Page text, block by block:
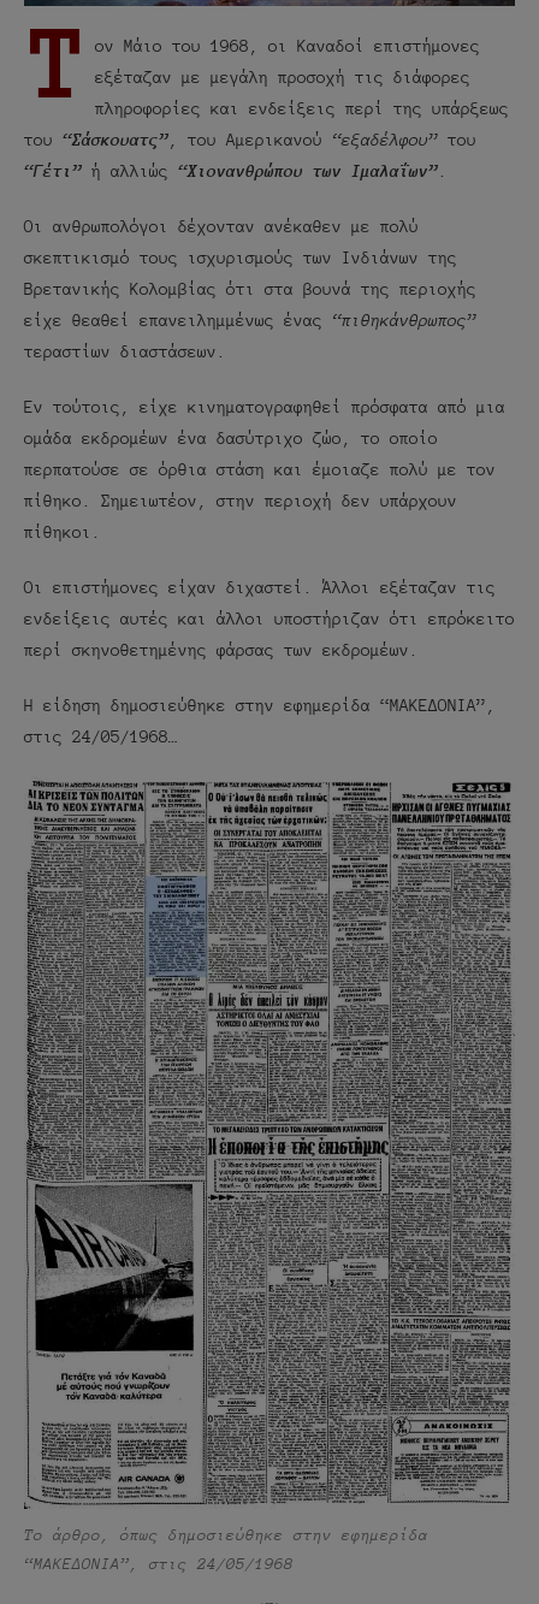
Τ
ον Μάιο του 1968, οι Καναδοί επιστήμονες
εξέταζαν με μεγάλη προσοχή τις διάφορες
πληροφορίες και ενδείξεις περί της υπάρξεως
του “Σάσκουατς”, του Αμερικανού “εξαδέλφου” του
“Γέτι” ή αλλιώς “Χιονανθρώπου των Ιμαλαΐων”.
Οι ανθρωπολόγοι δέχονταν ανέκαθεν με πολύ
σκεπτικισμό τους ισχυρισμούς των Ινδιάνων της
Βρετανικής Κολομβίας ότι στα βουνά της περιοχής
είχε θεαθεί επανειλημμένως ένας “πιθηκάνθρωπος”
τεραστίων διαστάσεων.
Εν τούτοις, είχε κινηματογραφηθεί πρόσφατα από μια
ομάδα εκδρομέων ένα δασύτριχο ζώο, το οποίο
περπατούσε σε όρθια στάση και έμοιαζε πολύ με τον
πίθηκο. Σημειωτέον, στην περιοχή δεν υπάρχουν
πίθηκοι.
Οι επιστήμονες είχαν διχαστεί. Άλλοι εξέταζαν τις
ενδείξεις αυτές και άλλοι υποστήριζαν ότι επρόκειτο
περί σκηνοθετημένης φάρσας των εκδρομέων.
Η είδηση δημοσιεύθηκε στην εφημερίδα “ΜΑΚΕΔΟΝΙΑ”,
στις 24/05/1968…
Το άρθρο, όπως δημοσιεύθηκε στην εφημερίδα
“ΜΑΚΕΔΟΝΙΑ”, στις 24/05/1968